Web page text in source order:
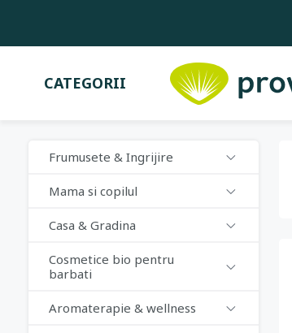
CATEGORII
Frumusete & Ingrijire
Mama si copilul
Casa & Gradina
Cosmetice bio pentru
barbati
Aromaterapie & wellness